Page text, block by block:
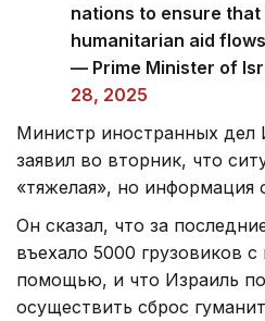
nations to ensure
humanitarian aid
— Prime Minister of
28, 2025
Министр иностранных дел
заявил во вторник, что
«тяжелая», но
Он сказал, что за
въехало 5000 грузовиков
помощью, и что Израиль
осуществить сброс